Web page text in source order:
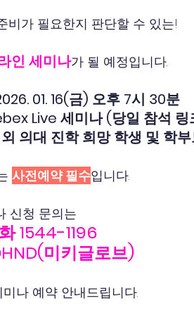
비가 필요한지 판단할 수 있는!
인 세미나가 될 예정입니다.
01. 16(금) 오후 7시 30분
Live 세미나 (당일 참석 링
의대 진학 희망 학생 및 학
사전예약 필수입니다.
신청 문의는
1544-1196
미키글로브)
나 예약 안내드립니다.